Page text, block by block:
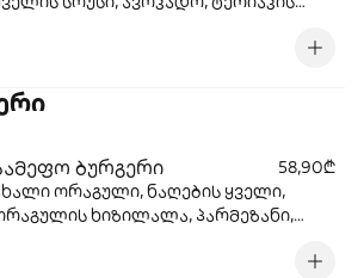
ბურგერი
58,90₾
ორაგული, ნაღების ყველი,
ხიზილალა, პარმეზანი,